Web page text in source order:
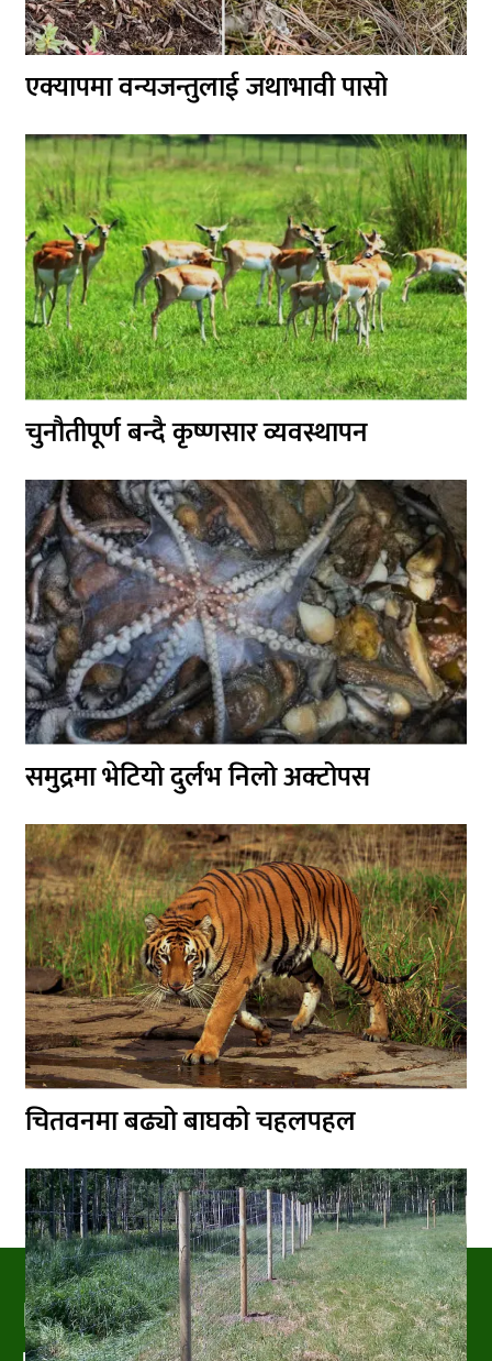
एक्यापमा वन्यजन्तुलाई जथाभावी पासो
चुनौतीपूर्ण बन्दै कृष्णसार व्यवस्थापन
समुद्रमा भेटियो दुर्लभ निलो अक्टोपस
चितवनमा बढ्यो बाघको चहलपहल
PRAKRITIPRESS